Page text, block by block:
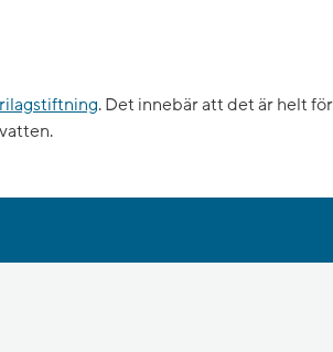
. Det innebär att det är helt